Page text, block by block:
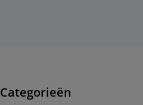
Categorieën